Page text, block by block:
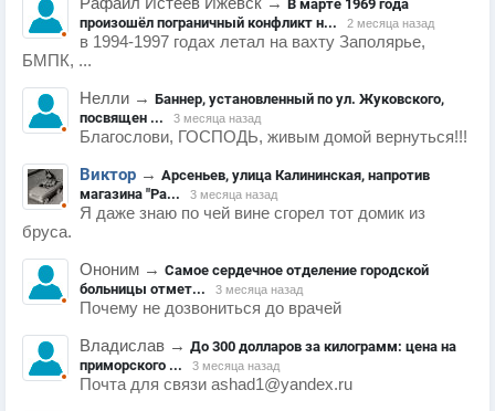
В марте 1969 года
произошёл пограничный конфликт н...
2 месяца назад
в 1994-1997 годах летал на вахту Заполярье,
БМПК, ...
Нелли → Баннер, установленный по ул. Жуковского,
посвящен ...
3 месяца назад
Благослови, ГОСПОДЬ, живым домой вернуться!!!
Виктор → Арсеньев, улица Калининская, напротив
магазина "Ра...
3 месяца назад
Я даже знаю по чей вине сгорел тот домик из
бруса.
Ононим → Самое сердечное отделение городской
больницы отмет...
3 месяца назад
Почему не дозвониться до врачей
Владислав → До 300 долларов за килограмм: цена на
приморского ...
3 месяца назад
Почта для связи ashad1@yandex.ru